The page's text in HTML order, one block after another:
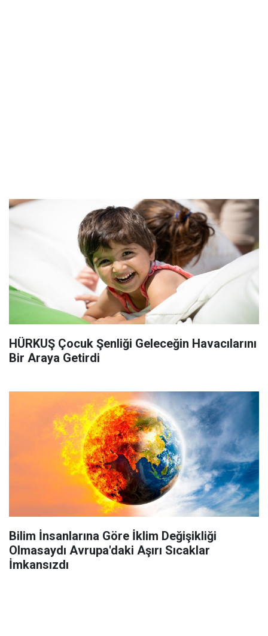
HÜRKUŞ Çocuk Şenliği Geleceğin Havacılarını
Bir Araya Getirdi
Bilim İnsanlarına Göre İklim Değişikliği
Olmasaydı Avrupa'daki Aşırı Sıcaklar
İmkansızdı